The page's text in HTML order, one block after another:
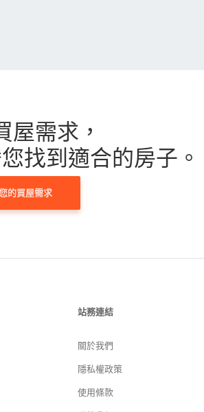
屋需求，
找到適合的房子。
的買屋需求
站務連結
關於我們
隱私權政策
使用條款